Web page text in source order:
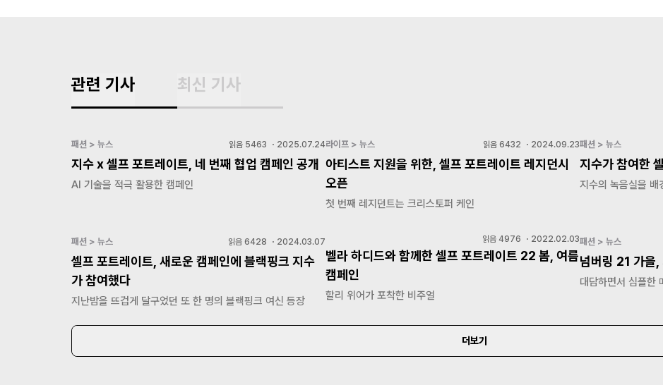
관련 기사 최신 기사
패션 > 뉴스 읽음 5463 ・ 2025.07.24
지수 x 셀프 포트레이트, 네 번째 협업 캠페인 공개
AI 기술을 적극 활용한 캠페인
라이프 > 뉴스 읽음 6432 ・ 2024.09.23
아티스트 지원을 위한, 셀프 포트레이트 레지던시
오픈
첫 번째 레지던트는 크리스토퍼 케인
패션 > 뉴스
지수가 참여한
지수의 녹음실을 배
패션 > 뉴스 읽음 6428 ・ 2024.03.07
셀프 포트레이트, 새로운 캠페인에 블랙핑크 지수
가 참여했다
지난밤을 뜨겁게 달구었던 또 한 명의 블랙핑크 여신 등장
읽음 4976 ・ 2022.02.03
벨라 하디드와 함께한 셀프 포트레이트 22 봄, 여름
캠페인
할리 위어가 포착한 비주얼
패션 > 뉴스
넘버링 21 가을,
대담하면서 심플한
더보기